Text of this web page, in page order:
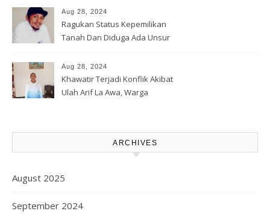
Lahan Warga
Aug 28, 2024
Ragukan Status Kepemilikan
Tanah Dan Diduga Ada Unsur
Korporasi Harita, GPM Halsel
Minta Polres Panggil Dan
Tetapkan Bapak Arif La Awa
Aug 28, 2024
Khawatir Terjadi Konflik Akibat
Ulah Arif La Awa, Warga
ARCHIVES
August 2025
September 2024